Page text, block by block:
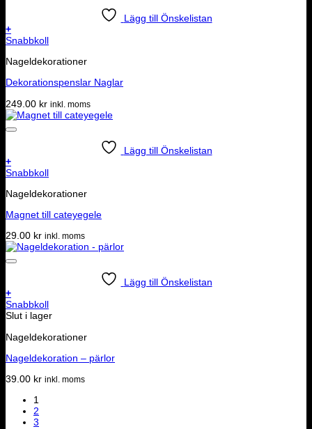
Lägg till Önskelistan
+
Snabbkoll
Nageldekorationer
Dekorationspenslar Naglar
249.00 kr inkl. moms
Lägg till Önskelistan
+
Snabbkoll
Nageldekorationer
Magnet till cateyegele
29.00 kr inkl. moms
Lägg till Önskelistan
+
Snabbkoll
Slut i lager
Nageldekorationer
Nageldekoration – pärlor
39.00 kr inkl. moms
1
2
3